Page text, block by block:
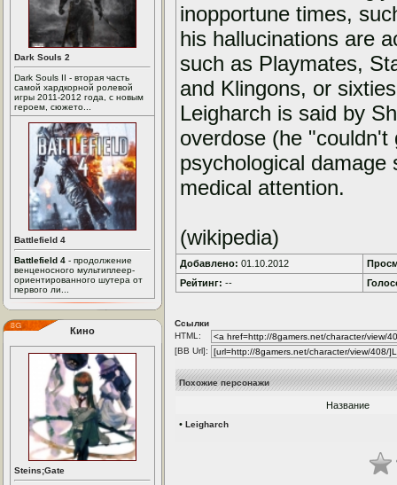
Dark Souls 2
Dark Souls II - вторая часть
самой хардкорной ролевой
игры 2011-2012 года, с новым
героем, сюжето...
Battlefield 4
Battlefield 4 - продолжение
венценосного мультиплеер-
ориентированного шутера от
первого ли...
Кино
Steins;Gate
inopportune times,
his hallucinations are
such as Playmates,
and Klingons, or
Leigharch is said by
overdose (he
psychological
medical attention.
(wikipedia)
Добавлено: 01.10.2012
Рейтинг: --
Ссылки
HTML:
[BB Url]:
Похожие персонажи
Название
• Leigharch